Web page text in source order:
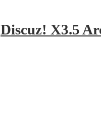
Discuz! X3.5